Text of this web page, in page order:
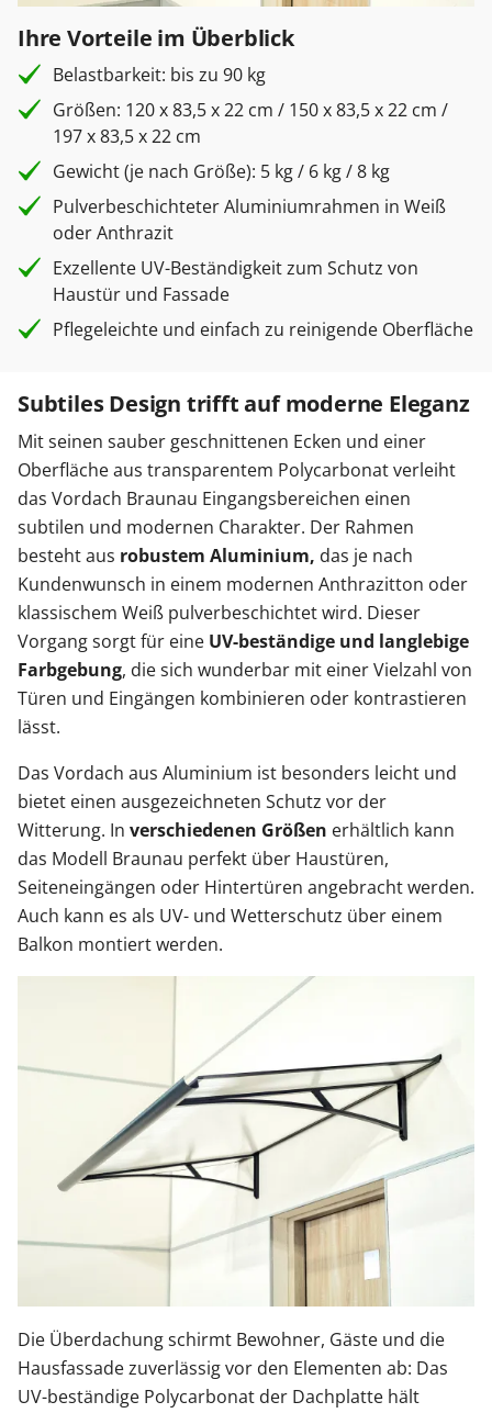
Ihre Vorteile im Überblick
Belastbarkeit: bis zu 90 kg
Größen: 120 x 83,5 x 22 cm / 150 x 83,5 x 22 cm /
197 x 83,5 x 22 cm
Gewicht (je nach Größe): 5 kg / 6 kg / 8 kg
Pulverbeschichteter Aluminiumrahmen in Weiß
oder Anthrazit
Exzellente UV-Beständigkeit zum Schutz von
Haustür und Fassade
Pflegeleichte und einfach zu reinigende Oberfläche
Subtiles Design trifft auf moderne Eleganz
Mit seinen sauber geschnittenen Ecken und einer
Oberfläche aus transparentem Polycarbonat verleiht
das Vordach Braunau Eingangsbereichen einen
subtilen und modernen Charakter. Der Rahmen
besteht aus robustem Aluminium, das je nach
Kundenwunsch in einem modernen Anthrazitton oder
klassischem Weiß pulverbeschichtet wird. Dieser
Vorgang sorgt für eine UV-beständige und langlebige
Farbgebung, die sich wunderbar mit einer Vielzahl von
Türen und Eingängen kombinieren oder kontrastieren
lässt.
Das Vordach aus Aluminium ist besonders leicht und
bietet einen ausgezeichneten Schutz vor der
Witterung. In verschiedenen Größen erhältlich kann
das Modell Braunau perfekt über Haustüren,
Seiteneingängen oder Hintertüren angebracht werden.
Auch kann es als UV- und Wetterschutz über einem
Balkon montiert werden.
Die Überdachung schirmt Bewohner, Gäste und die
Hausfassade zuverlässig vor den Elementen ab: Das
UV-beständige Polycarbonat der Dachplatte hält